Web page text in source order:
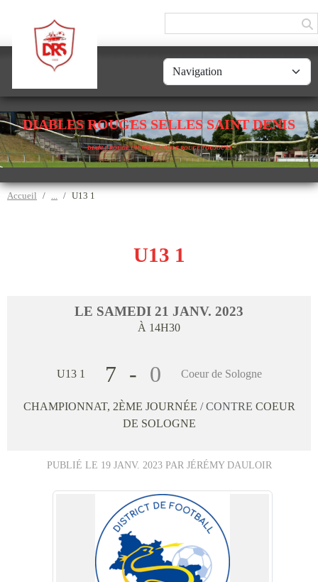
DIABLES ROUGES SELLES SAINT DENIS
DIABLE ROUGE UN JOUR, DIABLE ROUGE TOUJOURS
Accueil U13 1
U13 1
LE SAMEDI 21 JANV. 2023
À 14H30
U13 1 7 - 0 Coeur de Sologne
CHAMPIONNAT, 2ÈME JOURNÉE / CONTRE COEUR
DE SOLOGNE
PUBLIÉ LE 19 JANV. 2023PAR JÉRÉMY DAULOIR